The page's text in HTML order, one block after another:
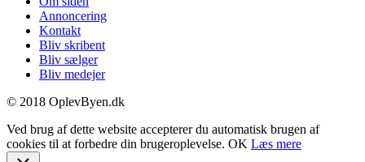
Annoncering
Kontakt
Bliv skribent
Bliv sælger
Bliv medejer
© 2018 OplevByen.dk
Ved brug af dette website accepterer du automatisk brugen af
cookies til at forbedre din brugeroplevelse. OK Læs mere